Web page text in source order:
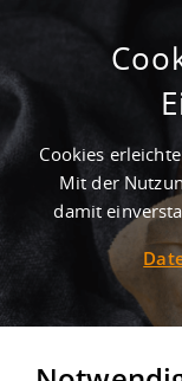
Lager-
Cookies
Mit der
damit